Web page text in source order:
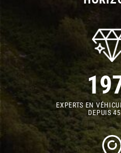
EXPERTS EN
DEPUIS